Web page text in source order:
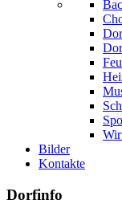
Bilder
Kontakte
Dorfinfo